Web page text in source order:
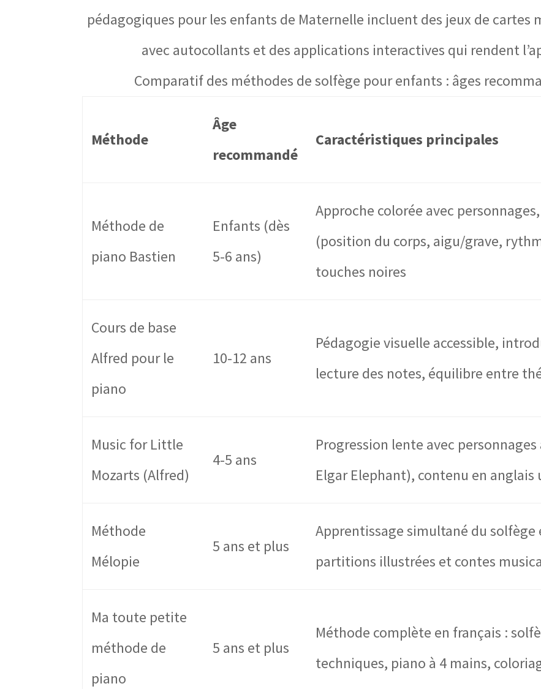
pédagogiques pour les enfants de Maternelle incluent des jeux de cartes
avec autocollants et des applications interactives qui rendent
Comparatif des méthodes de solfège pour enfants : âges
Méthode
Âge
recommandé
Caractéristiques principales
Méthode de
piano Bastien
Enfants (dès
5-6 ans)
Approche colorée avec
(position du corps, aigu/grave,
touches noires
Cours de base
Alfred pour le
piano
10-12 ans
Pédagogie visuelle accessible,
lecture des notes, équilibre entre
Music for Little
Mozarts (Alfred)
4-5 ans
Progression lente avec
Elgar Elephant), contenu en
Méthode
Mélopie
5 ans et plus
Apprentissage simultané du
partitions illustrées et contes
Ma toute petite
méthode de
piano
5 ans et plus
Méthode complète en français :
techniques, piano à 4 mains,